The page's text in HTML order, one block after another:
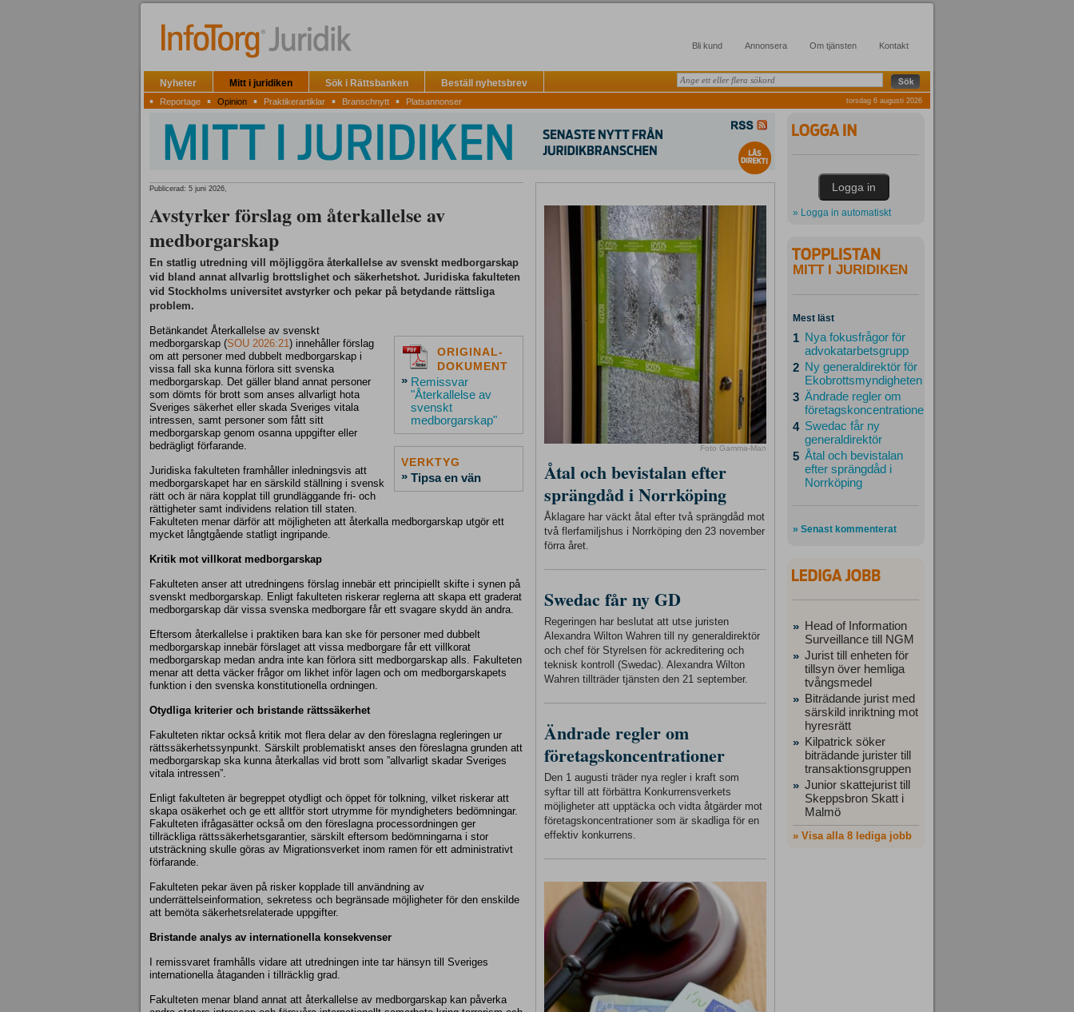
Bli kund Annonsera Om tjänsten Kontakt
Nyheter Mitt i juridiken Sök i Rättsbanken Beställ nyhetsbrev
▪ Reportage ▪ Opinion ▪ Praktikerartiklar ▪ Branschnytt ▪ Platsannonser torsdag 6 augusti 2026
Publicerad: 5 juni 2026,
Avstyrker förslag om återkallelse av
medborgarskap
En statlig utredning vill möjliggöra återkallelse av svenskt medborgarskap
vid bland annat allvarlig brottslighet och säkerhetshot. Juridiska fakulteten
vid Stockholms universitet avstyrker och pekar på betydande rättsliga
problem.
ORIGINAL-
DOKUMENT
» Remissvar
"Återkallelse av
svenskt
medborgarskap"
VERKTYG
» Tipsa en vän
Betänkandet Återkallelse av svenskt
medborgarskap (SOU 2026:21) innehåller förslag
om att personer med dubbelt medborgarskap i
vissa fall ska kunna förlora sitt svenska
medborgarskap. Det gäller bland annat personer
som dömts för brott som anses allvarligt hota
Sveriges säkerhet eller skada Sveriges vitala
intressen, samt personer som fått sitt
medborgarskap genom osanna uppgifter eller
bedrägligt förfarande.
Juridiska fakulteten framhåller inledningsvis att
medborgarskapet har en särskild ställning i svensk
rätt och är nära kopplat till grundläggande fri- och
rättigheter samt individens relation till staten.
Fakulteten menar därför att möjligheten att återkalla medborgarskap utgör ett
mycket långtgående statligt ingripande.
Kritik mot villkorat medborgarskap
Fakulteten anser att utredningens förslag innebär ett principiellt skifte i synen på
svenskt medborgarskap. Enligt fakulteten riskerar reglerna att skapa ett graderat
medborgarskap där vissa svenska medborgare får ett svagare skydd än andra.
Eftersom återkallelse i praktiken bara kan ske för personer med dubbelt
medborgarskap innebär förslaget att vissa medborgare får ett villkorat
medborgarskap medan andra inte kan förlora sitt medborgarskap alls. Fakulteten
menar att detta väcker frågor om likhet inför lagen och om medborgarskapets
funktion i den svenska konstitutionella ordningen.
Otydliga kriterier och bristande rättssäkerhet
Fakulteten riktar också kritik mot flera delar av den föreslagna regleringen ur
rättssäkerhetssynpunkt. Särskilt problematiskt anses den föreslagna grunden att
medborgarskap ska kunna återkallas vid brott som ”allvarligt skadar Sveriges
vitala intressen”.
Enligt fakulteten är begreppet otydligt och öppet för tolkning, vilket riskerar att
skapa osäkerhet och ge ett alltför stort utrymme för myndigheters bedömningar.
Fakulteten ifrågasätter också om den föreslagna processordningen ger
tillräckliga rättssäkerhetsgarantier, särskilt eftersom bedömningarna i stor
utsträckning skulle göras av Migrationsverket inom ramen för ett administrativt
förfarande.
Fakulteten pekar även på risker kopplade till användning av
underrättelseinformation, sekretess och begränsade möjligheter för den enskilde
att bemöta säkerhetsrelaterade uppgifter.
Bristande analys av internationella konsekvenser
I remissvaret framhålls vidare att utredningen inte tar hänsyn till Sveriges
internationella åtaganden i tillräcklig grad.
Fakulteten menar bland annat att återkallelse av medborgarskap kan påverka
Foto Gamma-Man
Åtal och bevistalan efter
sprängdåd i Norrköping
Åklagare har väckt åtal efter två sprängdåd mot
två flerfamiljshus i Norrköping den 23 november
förra året.
Swedac får ny GD
Regeringen har beslutat att utse juristen
Alexandra Wilton Wahren till ny generaldirektör
och chef för Styrelsen för ackreditering och
teknisk kontroll (Swedac). Alexandra Wilton
Wahren tillträder tjänsten den 21 september.
Ändrade regler om
företagskoncentrationer
Den 1 augusti träder nya regler i kraft som
syftar till att förbättra Konkurrensverkets
möjligheter att upptäcka och vidta åtgärder mot
företagskoncentrationer som är skadliga för en
effektiv konkurrens.
» Logga in automatiskt
MITT I JURIDIKEN
Mest läst
1 Nya fokusfrågor för
advokatarbetsgrupp
2 Ny generaldirektör för
Ekobrottsmyndigheten
3 Ändrade regler om
företagskoncentrationer
4 Swedac får ny
generaldirektör
5 Åtal och bevistalan
efter sprängdåd i
Norrköping
» Senast kommenterat
» Head of Information
Surveillance till NGM
» Jurist till enheten för
tillsyn över hemliga
tvångsmedel
» Biträdande jurist med
särskild inriktning mot
hyresrätt
» Kilpatrick söker
biträdande jurister till
transaktionsgruppen
» Junior skattejurist till
Skeppsbron Skatt i
Malmö
» Visa alla 8 lediga jobb